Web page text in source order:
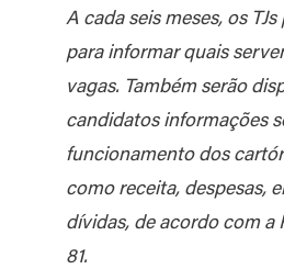
A cada seis meses, os
para informar quais
vagas. Também serão
candidatos informações
funcionamento dos
como receita, despesas,
dívidas, de acordo com a
81.